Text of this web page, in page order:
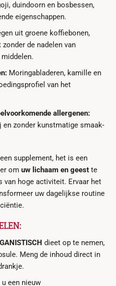
duindoorn en bosbessen,
eigenschappen.
uit groene koffiebonen,
de nadelen van
Moringabladeren, kamille en
van het
allergenen:
en zonder kunstmatige smaak-
supplement, het is een
om uw lichaam en geest te
van hoge activiteit. Ervaar het
uw dagelijkse routine
dieet op te nemen,
Meng de inhoud direct in
een nieuw